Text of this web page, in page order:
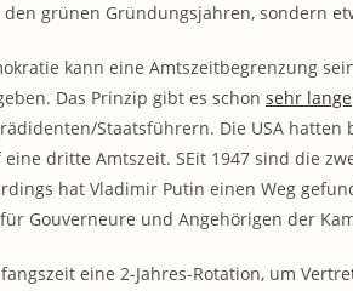
grünen Gründungsjahren, sondern
kann eine Amtszeitbegrenzung
Das Prinzip gibt es schon sehr lange
Staatsführern. Die USA hatten
dritte Amtszeit. SEit 1947 sind die
hat Vladimir Putin einen Weg
Gouverneure und Angehörigen der
eine 2-Jahres-Rotation, um